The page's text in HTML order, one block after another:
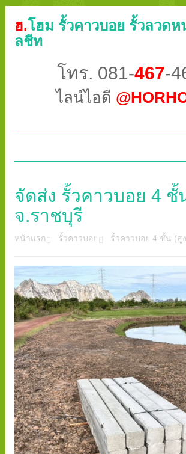
ฮ.โฮม รั้วคาวบอย รั้วลวดห
ลชีท
โทร. 081-467-
ไลน์ไอดี
จัดส่ง รั้วคาวบอย 4 ชั้
จ.ราชบุรี
หน้าแรก รั้วคาวบอย รั้วคาวบอย 4 ชั้น (สู